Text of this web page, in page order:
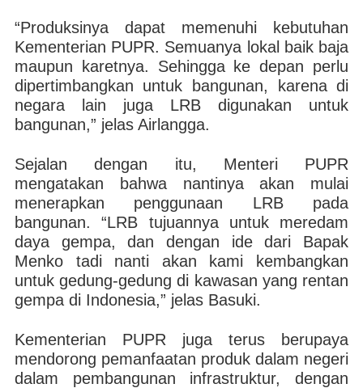
“Produksinya dapat memenuhi kebutuhan
Kementerian PUPR. Semuanya lokal baik baja
maupun karetnya. Sehingga ke depan perlu
dipertimbangkan untuk bangunan, karena di
negara lain juga LRB digunakan untuk
bangunan,” jelas Airlangga.
Sejalan dengan itu, Menteri PUPR
mengatakan bahwa nantinya akan mulai
menerapkan penggunaan LRB pada
bangunan. “LRB tujuannya untuk meredam
daya gempa, dan dengan ide dari Bapak
Menko tadi nanti akan kami kembangkan
untuk gedung-gedung di kawasan yang rentan
gempa di Indonesia,” jelas Basuki.
Kementerian PUPR juga terus berupaya
mendorong pemanfaatan produk dalam negeri
dalam pembangunan infrastruktur, dengan